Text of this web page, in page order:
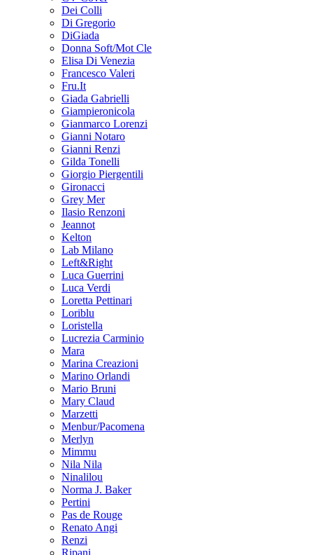
Dei Colli
Di Gregorio
DiGiada
Donna Soft/Mot Cle
Elisa Di Venezia
Francesco Valeri
Fru.It
Giada Gabrielli
Giampieronicola
Gianmarco Lorenzi
Gianni Notaro
Gianni Renzi
Gilda Tonelli
Giorgio Piergentili
Gironacci
Grey Mer
Ilasio Renzoni
Jeannot
Kelton
Lab Milano
Left&Right
Luca Guerrini
Luca Verdi
Loretta Pettinari
Loriblu
Loristella
Lucrezia Carminio
Mara
Marina Creazioni
Marino Orlandi
Mario Bruni
Mary Claud
Marzetti
Menbur/Pacomena
Merlyn
Mimmu
Nila Nila
Ninalilou
Norma J. Baker
Pertini
Pas de Rouge
Renato Angi
Renzi
Ripani